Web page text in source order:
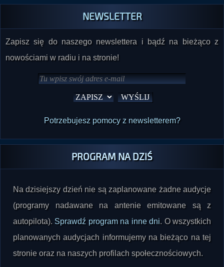
NEWSLETTER
Zapisz się do naszego newslettera i bądź na bieżąco z
nowościami w radiu i na stronie!
Potrzebujesz pomocy z newsletterem?
PROGRAM NA DZIŚ
Na dzisiejszy dzień nie są zaplanowane żadne audycje
(programy nadawane na antenie emitowane są z
autopilota). Sprawdź program na inne dni. O wszystkich
planowanych audycjach informujemy na bieżąco na tej
stronie oraz na naszych profilach społecznościowych.